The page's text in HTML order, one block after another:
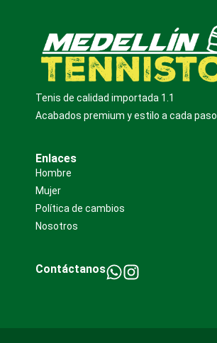
Tenis de calidad importada 1.1
Acabados premium y estilo a cada paso.
Enlaces
Hombre
Mujer
Política de cambios
Nosotros
Contáctanos